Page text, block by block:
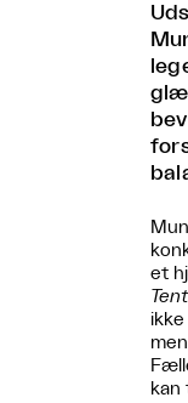
et
kan